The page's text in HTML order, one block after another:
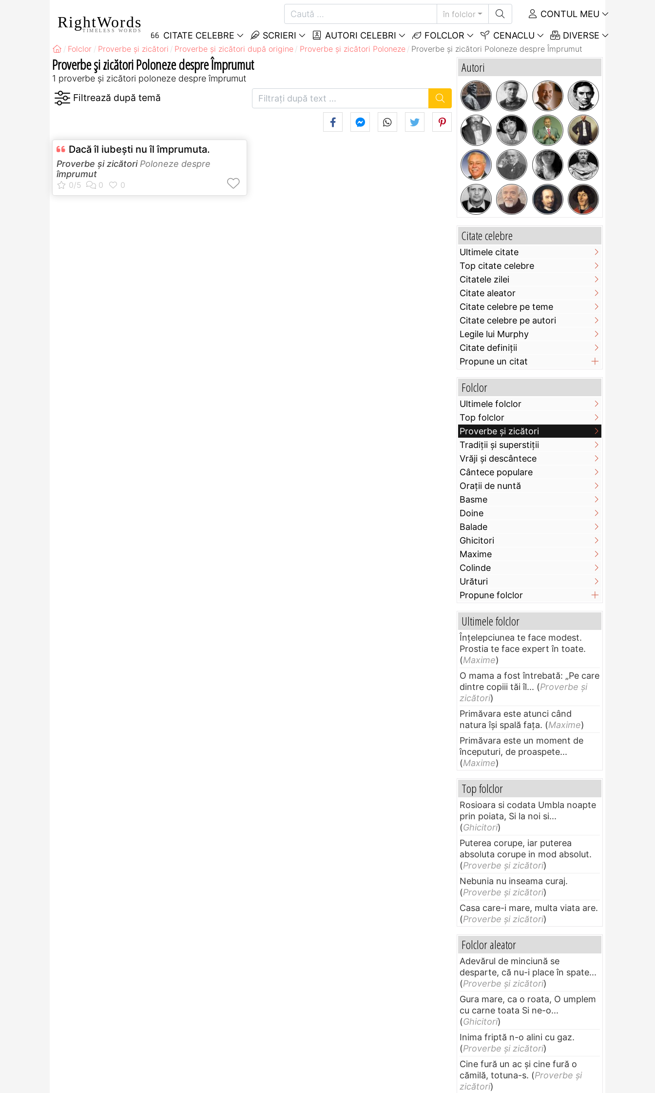
RightWords
TIMELESS WORDS
în folclor CONTUL MEU
CITATE CELEBRE SCRIERI AUTORI CELEBRI FOLCLOR CENACLU DIVERSE
Folclor Proverbe și zicători Proverbe și zicători după origine Proverbe și zicători Poloneze Proverbe și zicători Poloneze despre Împrumut
Proverbe și zicători Poloneze despre Împrumut
1 proverbe și zicători poloneze despre împrumut
Dacă îl iubeşti nu îl împrumuta.
Proverbe și zicătoriPoloneze despre
împrumut
Autori
Citate celebre
Ultimele citate
Top citate celebre
Citatele zilei
Citate aleator
Citate celebre pe teme
Citate celebre pe autori
Legile lui Murphy
Citate definiţii
Propune un citat
Folclor
Ultimele folclor
Top folclor
Proverbe și zicători
Tradiții și superstiții
Vrăji și descântece
Cântece populare
Orații de nuntă
Basme
Doine
Balade
Ghicitori
Maxime
Colinde
Urături
Propune folclor
Ultimele folclor
Înțelepciunea te face modest.
Prostia te face expert în toate.
(Maxime)
O mama a fost întrebată: „Pe care
dintre copiii tăi îl... (Proverbe și
zicători)
Primăvara este atunci când
natura își spală fața. (Maxime)
Primăvara este un moment de
începuturi, de proaspete...
(Maxime)
Top folclor
Rosioara si codata Umbla noapte
prin poiata, Si la noi si...
(Ghicitori)
Puterea corupe, iar puterea
absoluta corupe in mod absolut.
(Proverbe și zicători)
Nebunia nu inseama curaj.
(Proverbe și zicători)
Casa care-i mare, multa viata are.
(Proverbe și zicători)
Folclor aleator
Adevărul de minciună se
desparte, că nu-i place în spate...
(Proverbe și zicători)
Gura mare, ca o roata, O umplem
cu carne toata Si ne-o...
(Ghicitori)
Inima friptă n-o alini cu gaz.
(Proverbe și zicători)
Cine fură un ac şi cine fură o
cămilă, totuna-s. (Proverbe și
zicători)